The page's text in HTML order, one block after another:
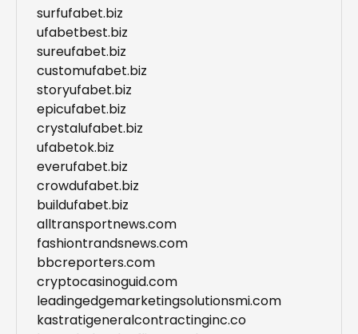
surfufabet.biz
ufabetbest.biz
sureufabet.biz
customufabet.biz
storyufabet.biz
epicufabet.biz
crystalufabet.biz
ufabetok.biz
everufabet.biz
crowdufabet.biz
buildufabet.biz
alltransportnews.com
fashiontrandsnews.com
bbcreporters.com
cryptocasinoguid.com
leadingedgemarketingsolutionsmi.com
kastratigeneralcontractinginc.co